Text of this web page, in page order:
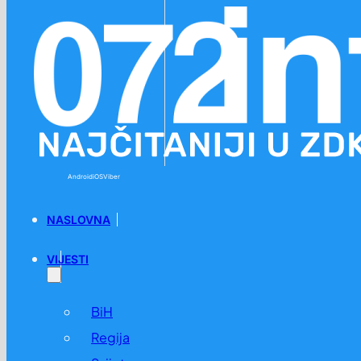
AndroidiOSViber
NASLOVNA
VIJESTI
BiH
Regija